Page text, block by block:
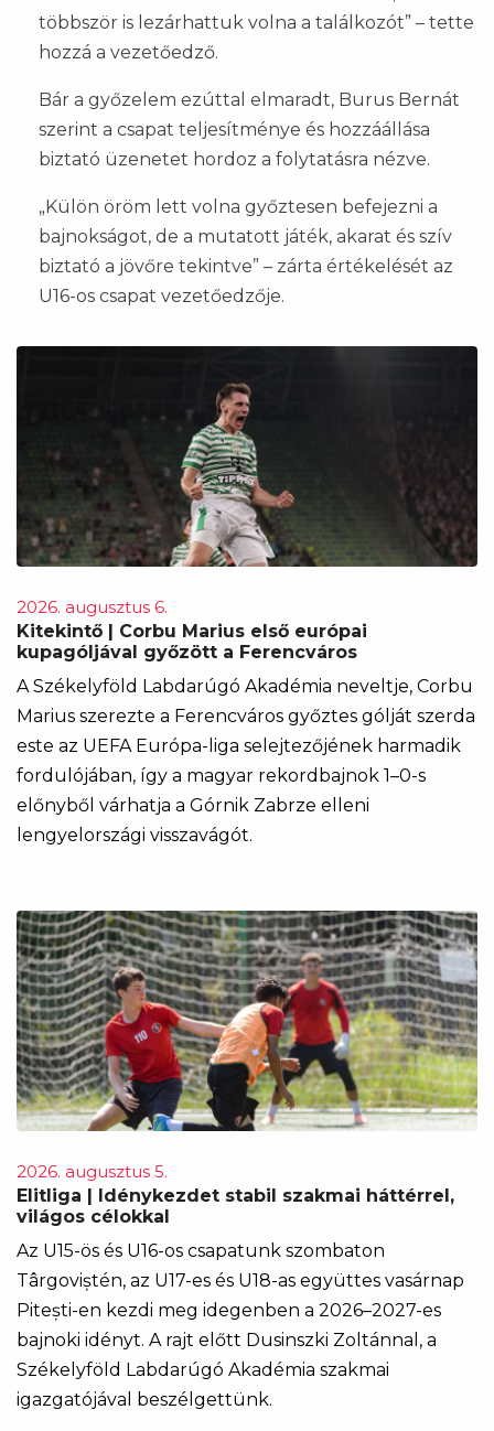
többször is lezárhattuk volna a találkozót” – tette
hozzá a vezetőedző.
Bár a győzelem ezúttal elmaradt, Burus Bernát
szerint a csapat teljesítménye és hozzáállása
biztató üzenetet hordoz a folytatásra nézve.
„Külön öröm lett volna győztesen befejezni a
bajnokságot, de a mutatott játék, akarat és szív
biztató a jövőre tekintve” – zárta értékelését az
U16-os csapat vezetőedzője.
2026. augusztus 6.
Kitekintő | Corbu Marius első európai
kupagóljával győzött a Ferencváros
A Székelyföld Labdarúgó Akadémia neveltje, Corbu
Marius szerezte a Ferencváros győztes gólját szerda
este az UEFA Európa-liga selejtezőjének harmadik
fordulójában, így a magyar rekordbajnok 1–0-s
előnyből várhatja a Górnik Zabrze elleni
lengyelországi visszavágót.
2026. augusztus 5.
Elitliga | Idénykezdet stabil szakmai háttérrel,
világos célokkal
Az U15-ös és U16-os csapatunk szombaton
Târgoviștén, az U17-es és U18-as együttes vasárnap
Pitești-en kezdi meg idegenben a 2026–2027-es
bajnoki idényt. A rajt előtt Dusinszki Zoltánnal, a
Székelyföld Labdarúgó Akadémia szakmai
igazgatójával beszélgettünk.